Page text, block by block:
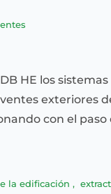
HE los sistemas
exteriores
con el paso
la edificación ,